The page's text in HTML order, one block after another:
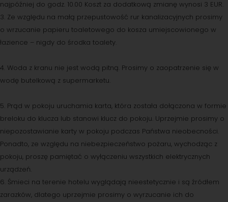
najpóźniej do godz. 10.00 Koszt za dodatkową zmianę wynosi 3 EUR.
3. Ze względu na małą przepustowość rur kanalizacyjnych prosimy
o wrzucanie papieru toaletowego do kosza umiejscowionego w
łazience – nigdy do środka toalety.
4. Woda z kranu nie jest wodą pitną. Prosimy o zaopatrzenie się w
wodę butelkową z supermarketu.
5. Prąd w pokoju uruchamia karta, która została dołączona w formie
breloku do klucza lub stanowi klucz do pokoju. Uprzejmie prosimy o
niepozostawianie karty w pokoju podczas Państwa nieobecności.
Ponadto, ze względu na niebezpieczeństwo pożaru, wychodząc z
pokoju, proszę pamiętać o wyłączeniu wszystkich elektrycznych
urządzeń.
6. Śmieci na terenie hotelu wyglądają nieestetycznie i są źródłem
zarazków, dlatego uprzejmie prosimy o wyrzucanie ich do